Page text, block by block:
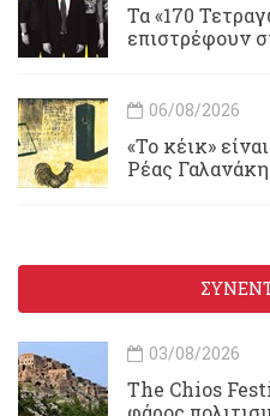
Τα «170
επιστρέφουν
06/08/2026
«Το κέικ»
Ρέας Γαλανάκη
03/08/2026
Τhe Chios